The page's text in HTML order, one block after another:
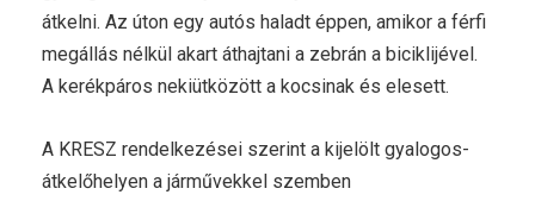
átkelni. Az úton egy autós haladt éppen, amikor a férfi
megállás nélkül akart áthajtani a zebrán a biciklijével.
A kerékpáros nekiütközött a kocsinak és elesett.
A KRESZ rendelkezései szerint a kijelölt gyalogos-
átkelőhelyen a járművekkel szemben